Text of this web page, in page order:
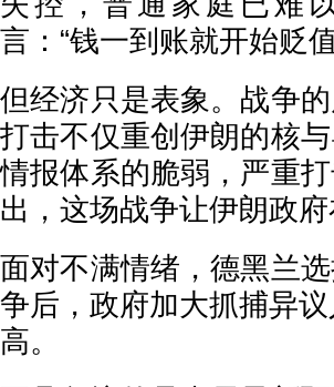
言：“钱一到账就开始贬
但经济只是表象。战争
打击不仅重创伊朗的核
情报体系的脆弱，严重
出，这场战争让伊朗政
面对不满情绪，德黑兰
争后，政府加大抓捕异
高。